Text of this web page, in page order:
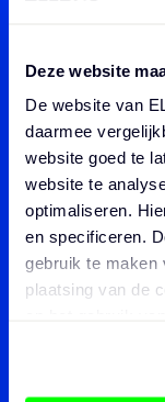
Deze website
De website van
daarmee
website goed te
website te
optimaliseren.
en specificeren.
gebruik te maken
plaatsing van de
Je open